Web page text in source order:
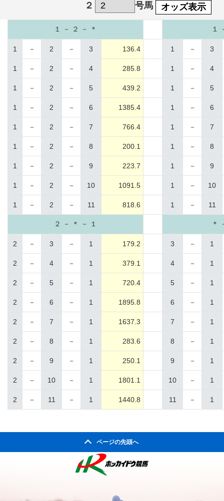
２
号馬 オッズ表示
１ － ２ － ＊ １
1 － 2 － 3 136.4 1 － 3
1 － 2 － 4 285.8 1 － 4
1 － 2 － 5 439.2 1 － 5
1 － 2 － 6 1385.4 1 － 6
1 － 2 － 7 766.4 1 － 7
1 － 2 － 8 200.1 1 － 8
1 － 2 － 9 223.7 1 － 9
1 － 2 － 10 1091.5 1 － 10
1 － 2 － 11 818.6 1 － 11
２ － ＊ － １ ＊
2 － 3 － 1 179.2 3 － 1
2 － 4 － 1 379.1 4 － 1
2 － 5 － 1 720.4 5 － 1
2 － 6 － 1 1895.8 6 － 1
2 － 7 － 1 1637.3 7 － 1
2 － 8 － 1 283.6 8 － 1
2 － 9 － 1 250.1 9 － 1
2 － 10 － 1 1801.1 10 － 1
2 － 11 － 1 1440.8 11 － 1
ページの先頭へ